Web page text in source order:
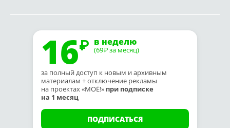
16 в неделю
(69₽ за месяц)
за полный доступ к новым и архивным
материалам + отключение рекламы
на проектах «МОЁ!» при подписке
на 1 месяц
ПОДПИСАТЬСЯ